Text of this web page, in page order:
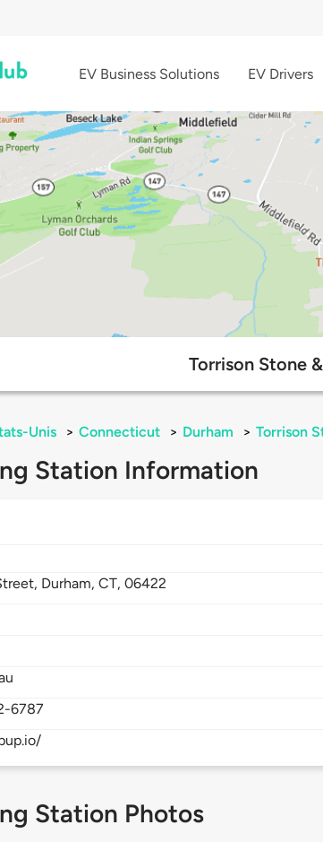
EV Business Solutions EV Drivers
Torrison Stone
Unis > Connecticut > Durham > Torrison
Station Information
Durham,CT,06422
6787
Station Photos